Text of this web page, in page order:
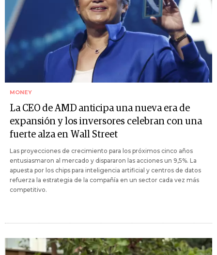
MONEY
La CEO de AMD anticipa una nueva era de
expansión y los inversores celebran con una
fuerte alza en Wall Street
Las proyecciones de crecimiento para los próximos cinco años
entusiasmaron al mercado y dispararon las acciones un 9,5%. La
apuesta por los chips para inteligencia artificial y centros de datos
refuerza la estrategia de la compañía en un sector cada vez más
competitivo.